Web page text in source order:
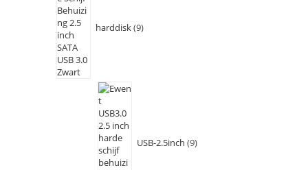
harddisk 9
USB-2.5inch 9